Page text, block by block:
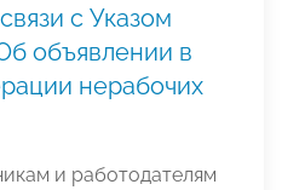
с Указом
объявлении в
нерабочих
и работодателям